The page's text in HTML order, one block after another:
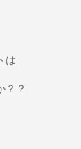
は
？？